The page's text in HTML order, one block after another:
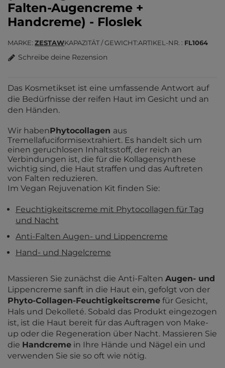
Falten-Augencreme +
Handcreme) - Floslek
MARKE ZESTAWKAPAZITÄT / GEWICHTARTIKEL-NR. FL1064
Schreibe deine Rezension
Das Kosmetikset ist eine umfassende Antwort auf
die Bedürfnisse der reifen Haut im Gesicht und an
den Händen.
Wir habenPhytocollagen aus
Tremellafuciformisextrahiert. Es handelt sich um
einen geruchlosen Inhaltsstoff, der reich an
Verbindungen ist, die für die Kollagensynthese
wichtig sind, die Haut straffen und das Auftreten
von Falten reduzieren.
Im Vegan Rejuvenation Kit finden Sie:
Feuchtigkeitscreme mit Phytocollagen für Tag
und Nacht
Anti-Falten Augen- und Lippencreme
Hand- und Nagelcreme
Massieren Sie zunächst die Anti-Falten Augen- und
Lippencreme sanft in die Haut ein, gefolgt von der
Phyto-Collagen-Feuchtigkeitscreme für Gesicht,
Hals und Dekolleté. Sobald das Produkt eingezogen
ist, ist die Haut bereit für das Auftragen von Make-
up oder die Regeneration über Nacht. Massieren Sie
die Handcreme in Ihre Hände und Nägel ein und
verwenden Sie sie so oft wie nötig.